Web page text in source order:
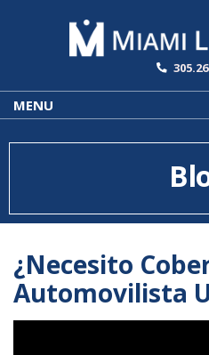
MENU
¿Necesito
Automovilista